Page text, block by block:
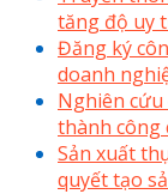
tăng độ uy
Đăng ký
doanh
Nghiên cứu
thành công
Sản xuất
quyết tạo